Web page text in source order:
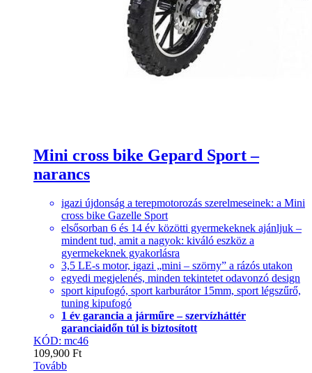
Mini cross bike Gepard Sport –
narancs
igazi újdonság a terepmotorozás szerelmeseinek: a Mini
cross bike Gazelle Sport
elsősorban 6 és 14 év közötti gyermekeknek ajánljuk –
mindent tud, amit a nagyok: kiváló eszköz a
gyermekeknek gyakorlásra
3,5 LE-s motor, igazi „mini – szörny” a rázós utakon
egyedi megjelenés, minden tekintetet odavonzó design
sport kipufogó, sport karburátor 15mm, sport légszűrő,
tuning kipufogó
1 év garancia a járműre – szervízháttér
garanciaidőn túl is biztosított
KÓD: mc46
109,900 Ft
Tovább